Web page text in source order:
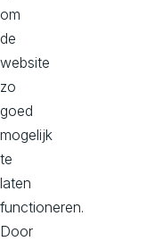
delen mag
natuurlijk
Sollici
teer
direct!
om
de
website
zo
goed
mogelijk
te
laten
functioneren.
Door